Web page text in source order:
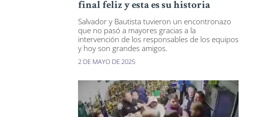
final feliz y esta es su historia
Salvador y Bautista tuvieron un encontronazo
que no pasó a mayores gracias a la
intervención de los responsables de los equipos
y hoy son grandes amigos.
2 DE MAYO DE 2025